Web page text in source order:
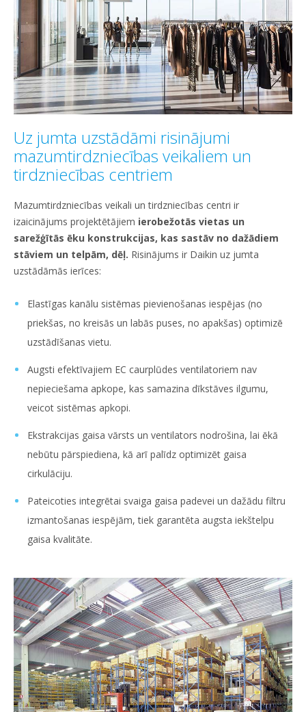
Uz jumta uzstādāmi risinājumi
mazumtirdzniecības veikaliem un
tirdzniecības centriem
Mazumtirdzniecības veikali un tirdzniecības centri ir
izaicinājums projektētājiem ierobežotās vietas un
sarežģītās ēku konstrukcijas, kas sastāv no dažādiem
stāviem un telpām, dēļ. Risinājums ir Daikin uz jumta
uzstādāmās ierīces:
Elastīgas kanālu sistēmas pievienošanas iespējas (no
priekšas, no kreisās un labās puses, no apakšas) optimizē
uzstādīšanas vietu.
Augsti efektīvajiem EC caurplūdes ventilatoriem nav
nepieciešama apkope, kas samazina dīkstāves ilgumu,
veicot sistēmas apkopi.
Ekstrakcijas gaisa vārsts un ventilators nodrošina, lai ēkā
nebūtu pārspiediena, kā arī palīdz optimizēt gaisa
cirkulāciju.
Pateicoties integrētai svaiga gaisa padevei un dažādu filtru
izmantošanas iespējām, tiek garantēta augsta iekštelpu
gaisa kvalitāte.